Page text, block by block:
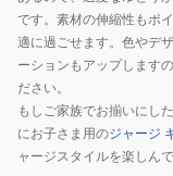
です。素材の伸縮性もポ
適に過ごせます。色やデ
ーションもアップします
ださい。
もしご家族でお揃いにし
にお子さま用のジャージ
ャージスタイルを楽しんで